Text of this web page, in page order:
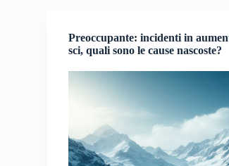
Preoccupante: incidenti in
sci, quali sono le cause nascoste?